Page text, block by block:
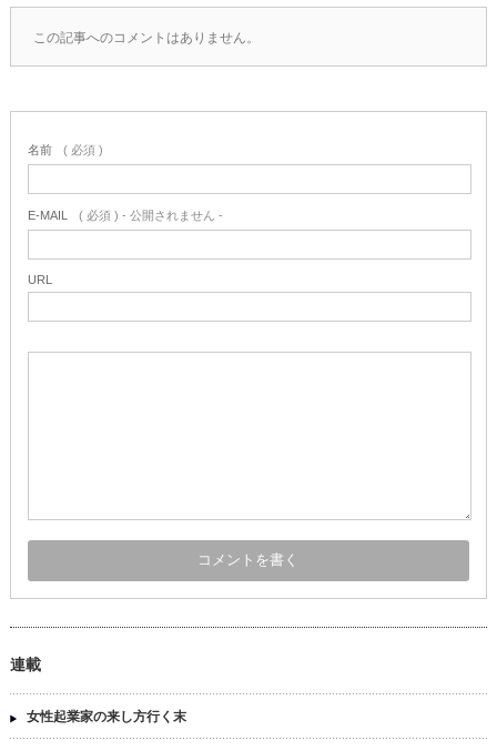
この記事へのコメントはありません。
名前 ( 必須 )
E-MAIL ( 必須 ) - 公開されません -
URL
連載
女性起業家の来し方行く末